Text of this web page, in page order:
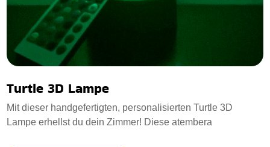
Turtle 3D Lampe
Mit dieser handgefertigten, personalisierten Turtle 3D
Lampe erhellst du dein Zimmer! Diese atembera